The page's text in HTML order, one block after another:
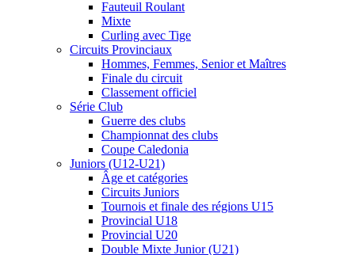
Fauteuil Roulant
Mixte
Curling avec Tige
Circuits Provinciaux
Hommes, Femmes, Senior et Maîtres
Finale du circuit
Classement officiel
Série Club
Guerre des clubs
Championnat des clubs
Coupe Caledonia
Juniors (U12-U21)
Âge et catégories
Circuits Juniors
Tournois et finale des régions U15
Provincial U18
Provincial U20
Double Mixte Junior (U21)